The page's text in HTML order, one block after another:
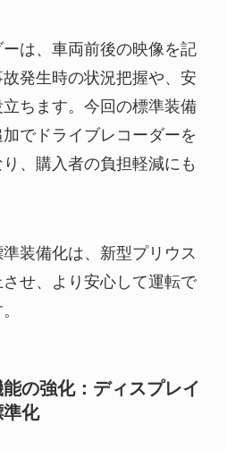
は、車両前後の映像を記
発生時の状況把握や、安
ちます。今回の標準装備
でドライブレコーダーを
、購入者の負担軽減にも
装備化は、新型プリウス
せ、より安心して運転で
の強化：ディスプレイ
化